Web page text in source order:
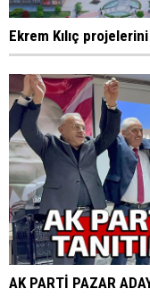
Ekrem Kılıç projelerini
AK PARTİ PAZAR